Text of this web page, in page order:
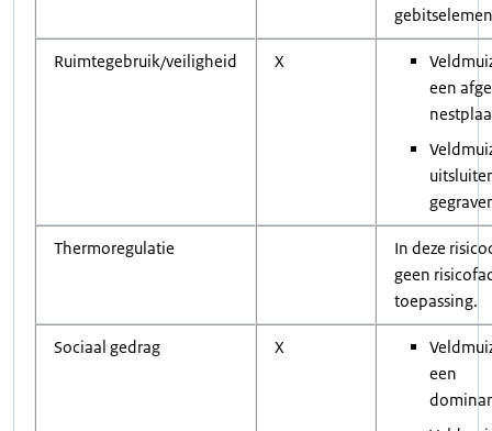
Ruimtegebruik/veiligheid X
een
Thermoregulatie
In deze
geen
toepassing.
Sociaal gedrag X
een